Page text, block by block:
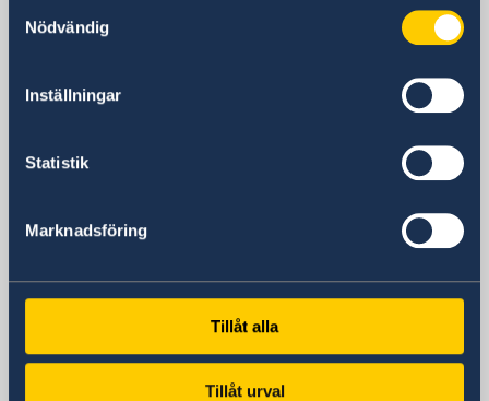
Nödvändig
Inställningar
Statistik
Marknadsföring
Tillåt alla
Tillåt urval
签证处开放时间
咨询电话
咨询电话开放时间
一般查询
签证和移民问题
generalkonsulat.shanghai-visum@gov.se
瑞典驻上海总领事馆